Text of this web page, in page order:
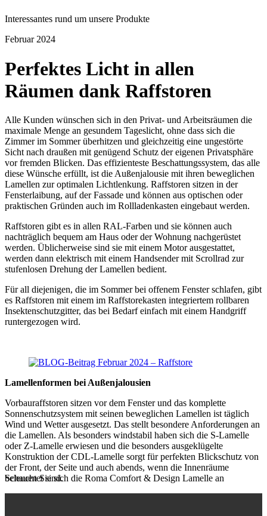
Interessantes rund um unsere Produkte
Februar 2024
Perfektes Licht in allen
Räumen dank Raffstoren
Alle Kunden wünschen sich in den Privat- und Arbeitsräumen die
maximale Menge an gesundem Tageslicht, ohne dass sich die
Zimmer im Sommer überhitzen und gleichzeitig eine ungestörte
Sicht nach draußen mit genügend Schutz der eigenen Privatsphäre
vor fremden Blicken. Das effizienteste Beschattungssystem, das alle
diese Wünsche erfüllt, ist die Außenjalousie mit ihren beweglichen
Lamellen zur optimalen Lichtlenkung. Raffstoren sitzen in der
Fensterlaibung, auf der Fassade und können aus optischen oder
praktischen Gründen auch im Rollladenkasten eingebaut werden.
Raffstoren gibt es in allen RAL-Farben und sie können auch
nachträglich bequem am Haus oder der Wohnung nachgerüstet
werden. Üblicherweise sind sie mit einem Motor ausgestattet,
werden dann elektrisch mit einem Handsender mit Scrollrad zur
stufenlosen Drehung der Lamellen bedient.
Für all diejenigen, die im Sommer bei offenem Fenster schlafen, gibt
es Raffstoren mit einem im Raffstorekasten integriertem rollbaren
Insektenschutzgitter, das bei Bedarf einfach mit einem Handgriff
runtergezogen wird.
Lamellenformen bei Außenjalousien
Vorbauraffstoren sitzen vor dem Fenster und das komplette
Sonnenschutzsystem mit seinen beweglichen Lamellen ist täglich
Wind und Wetter ausgesetzt. Das stellt besondere Anforderungen an
die Lamellen. Als besonders windstabil haben sich die S-Lamelle
oder Z-Lamelle erwiesen und die besonders ausgeklügelte
Konstruktion der CDL-Lamelle sorgt für perfekten Blickschutz von
der Front, der Seite und auch abends, wenn die Innenräume
beleuchtet sind.
Schauen Sie sich die Roma Comfort & Design Lamelle an